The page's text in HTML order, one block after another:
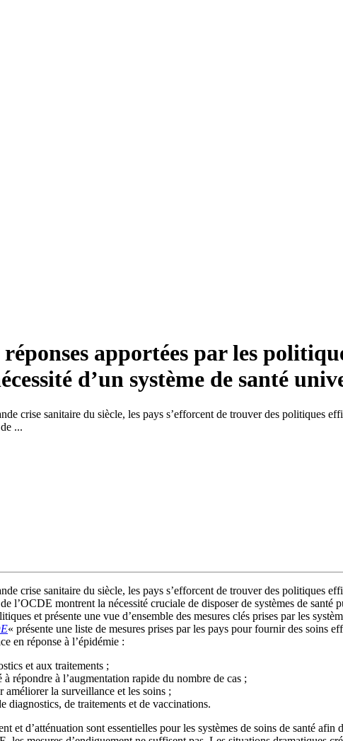
apportées par les
d’un système de santé
crise sanitaire du siècle, les pays s’efforcent de trouver des politiques
...
crise sanitaire du siècle, les pays s’efforcent de trouver des politiques
l’OCDE montrent la nécessité cruciale de disposer de systèmes de
et présente une vue d’ensemble des mesures clés prises par les
« présente une liste de mesures prises par les pays pour fournir des soins
en réponse à l’épidémie :
et aux traitements ;
répondre à l’augmentation rapide du nombre de cas ;
la surveillance et les soins ;
de traitements et de vaccinations.
et d’atténuation sont essentielles pour les systèmes de soins de santé